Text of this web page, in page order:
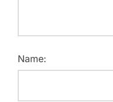
Name: